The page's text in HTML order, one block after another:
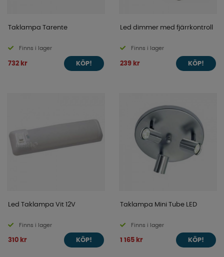
Taklampa Tarente
Finns i lager
732 kr KÖP!
Led dimmer med fjärrkontroll
Finns i lager
239 kr KÖP!
Led Taklampa Vit 12V
Finns i lager
310 kr KÖP!
Taklampa Mini Tube LED
Finns i lager
1 165 kr KÖP!